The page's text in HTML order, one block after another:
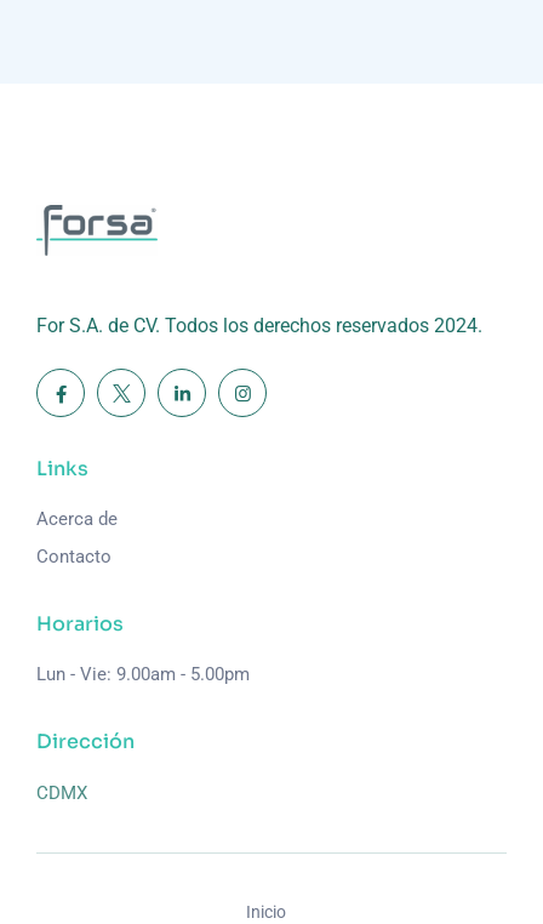
For S.A. de CV. Todos los derechos reservados 2024.
Links
Acerca de
Contacto
Horarios
Lun - Vie: 9.00am - 5.00pm
Dirección
CDMX
Inicio